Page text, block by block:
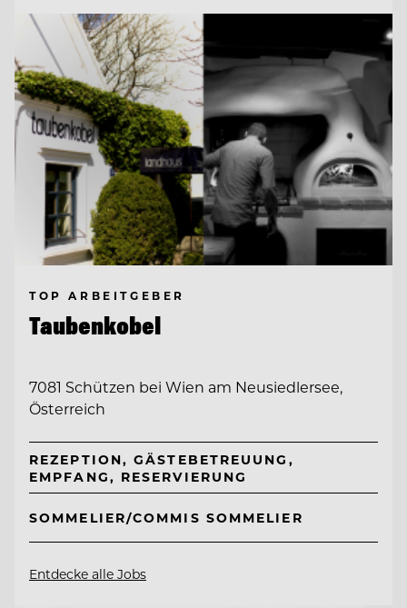
TOP ARBEITGEBER
Taubenkobel
7081 Schützen bei Wien am Neusiedlersee,
Österreich
REZEPTION, GÄSTEBETREUUNG,
EMPFANG, RESERVIERUNG
SOMMELIER/COMMIS SOMMELIER
Entdecke alle Jobs